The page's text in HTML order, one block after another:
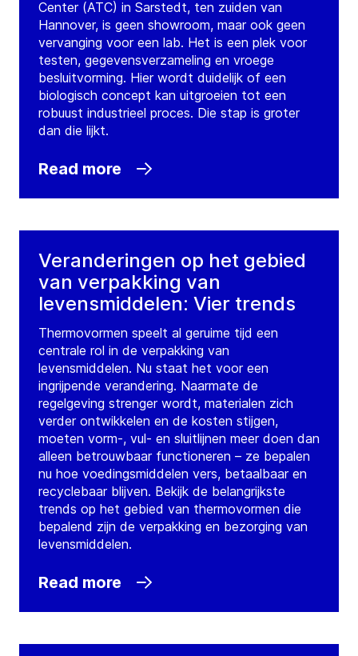
Center (ATC) in Sarstedt, ten zuiden van
Hannover, is geen showroom, maar ook geen
vervanging voor een lab. Het is een plek voor
testen, gegevensverzameling en vroege
besluitvorming. Hier wordt duidelijk of een
biologisch concept kan uitgroeien tot een
robuust industrieel proces. Die stap is groter
dan die lijkt.
Read more
Veranderingen op het gebied
van verpakking van
levensmiddelen: Vier trends
Thermovormen speelt al geruime tijd een
centrale rol in de verpakking van
levensmiddelen. Nu staat het voor een
ingrijpende verandering. Naarmate de
regelgeving strenger wordt, materialen zich
verder ontwikkelen en de kosten stijgen,
moeten vorm-, vul- en sluitlijnen meer doen dan
alleen betrouwbaar functioneren – ze bepalen
nu hoe voedingsmiddelen vers, betaalbaar en
recyclebaar blijven. Bekijk de belangrijkste
trends op het gebied van thermovormen die
bepalend zijn de verpakking en bezorging van
levensmiddelen.
Read more